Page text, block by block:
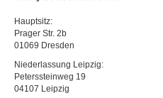
Hauptsitz:
Prager Str. 2b
01069 Dresden
Niederlassung Leipzig:
Peterssteinweg 19
04107 Leipzig